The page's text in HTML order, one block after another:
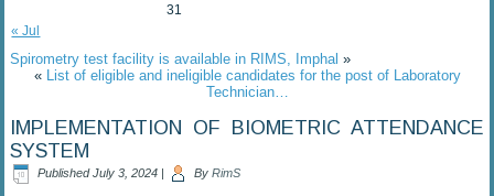
31
« Jul
Spirometry test facility is available in RIMS, Imphal »
«
List of eligible and ineligible candidates for the post of Laboratory
Technician…
IMPLEMENTATION OF BIOMETRIC ATTENDANCE
SYSTEM
Published July 3, 2024 | By RimS